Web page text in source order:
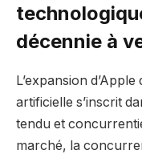
décennie à
L’expansion
artificielle s’inscrit
tendu et
marché, la